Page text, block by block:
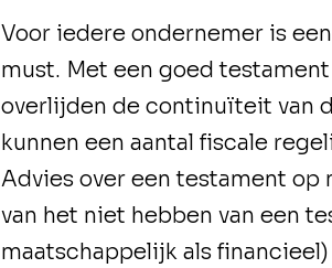
Voor iedere ondernemer is
must. Met een goed
overlijden de continuïteit van
kunnen een aantal fiscale
Advies over een testament op
van het niet hebben van een
maatschappelijk als